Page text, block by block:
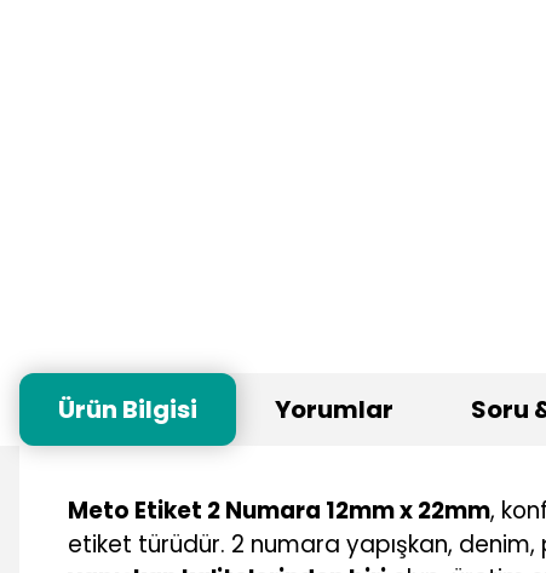
Ürün Bilgisi Yorumlar Soru
Meto Etiket 2 Numara 12mm x 22mm,
etiket türüdür. 2 numara yapışkan,